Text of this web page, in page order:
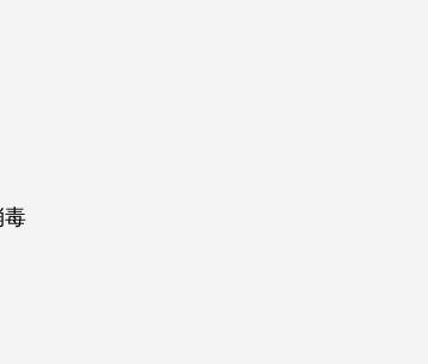
毒